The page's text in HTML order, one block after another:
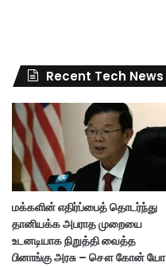
Recent Tech News
மக்களின் எதிர்ப்பைத் தொடர்ந்து
தானியக்க அபராத முறையை
உடனடியாக நிறுத்தி வைத்த
பினாங்கு அரசு – சௌ கோன் யோ